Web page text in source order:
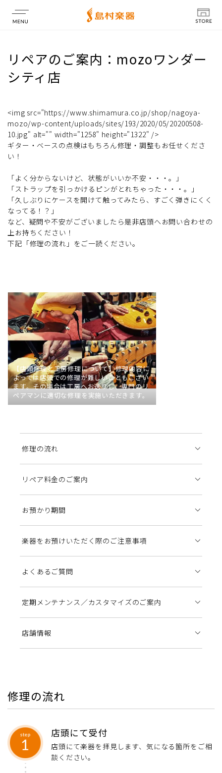
リペアのご案内：mozoワンダー
シティ店
<img src="https://www.shimamura.co.jp/shop/nagoya-
mozo/wp-content/uploads/sites/193/2020/05/20200508-
10.jpg" alt="" width="1258" height="1322" />
ギター・ベースの点検はもちろん修理・調整もお任せくださ
い！
「よく分からないけど、状態がいいか不安・・・。」
「ストラップを引っかけるピンがとれちゃった・・・。」
「久しぶりにケースを開けて触ってみたら、すごく弾きにくく
なってる！？」
など、疑問や不安がございましたら是非店頭へお問い合わせの
上お持ちください！
下記「修理の流れ」をご一読ください。
【店頭修理と工房修理について】修理内容に
よっては店頭での修理が難しいこともござい
ます。その場合は工房へお送りし、専門のリ
ペアマンに適切な修理を実施いただきます。
修理の流れ
リペア料金のご案内
お預かり期間
楽器をお預けいただく際のご注意事項
よくあるご質問
定期メンテナンス／カスタマイズのご案内
店舗情報
修理の流れ
店頭にて受付
店頭にて楽器を拝見します、気になる箇所をご相
談ください。